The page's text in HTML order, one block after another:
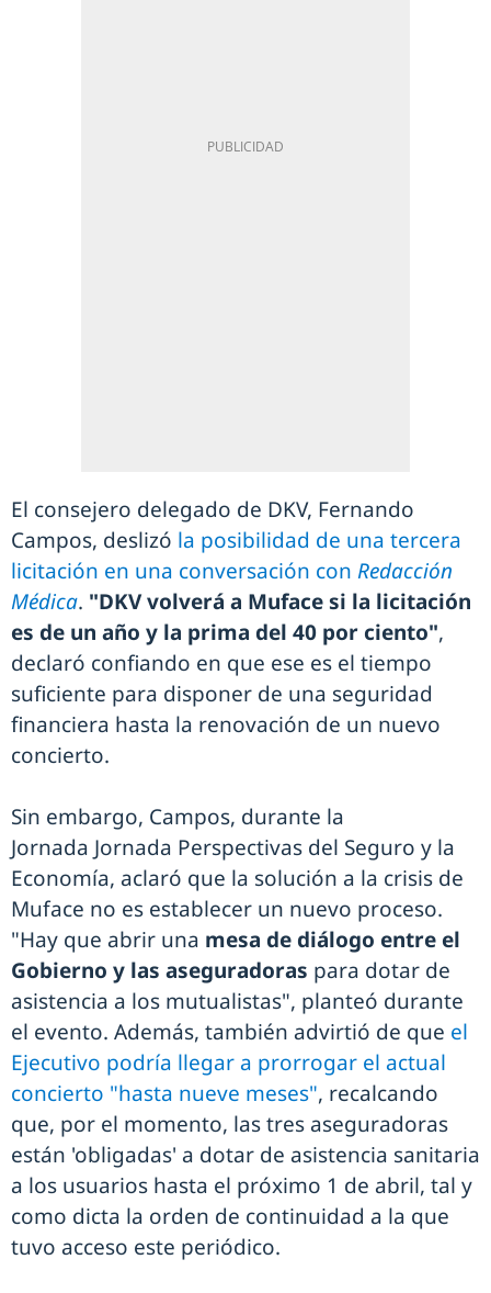
El consejero delegado de DKV, Fernando
Campos, deslizó la posibilidad de una tercera
licitación en una conversación con Redacción
Médica. "DKV volverá a Muface si la licitación
es de un año y la prima del 40 por ciento",
declaró confiando en que ese es el tiempo
suficiente para disponer de una seguridad
financiera hasta la renovación de un nuevo
concierto.
Sin embargo, Campos, durante la
Jornada Jornada Perspectivas del Seguro y la
Economía, aclaró que la solución a la crisis de
Muface no es establecer un nuevo proceso.
"Hay que abrir una mesa de diálogo entre el
Gobierno y las aseguradoras para dotar de
asistencia a los mutualistas", planteó durante
el evento. Además, también advirtió de que el
Ejecutivo podría llegar a prorrogar el actual
concierto "hasta nueve meses", recalcando
que, por el momento, las tres aseguradoras
están 'obligadas' a dotar de asistencia sanitaria
a los usuarios hasta el próximo 1 de abril, tal y
como dicta la orden de continuidad a la que
tuvo acceso este periódico.